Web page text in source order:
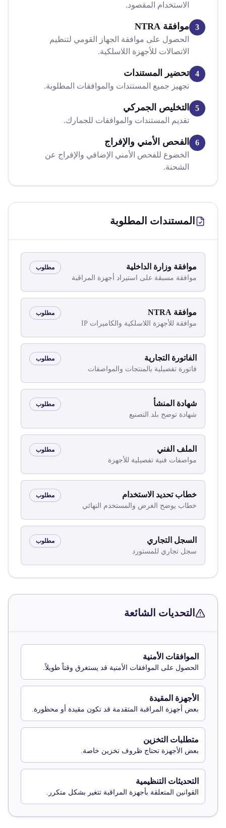
الاستخدام المقصود.
3 موافقة NTRA
الحصول على موافقة الجهاز القومي لتنظيم
الاتصالات للأجهزة اللاسلكية.
4 تحضير المستندات
تجهيز جميع المستندات والموافقات المطلوبة.
5 التخليص الجمركي
تقديم المستندات والموافقات للجمارك.
6 الفحص الأمني والإفراج
الخضوع للفحص الأمني الإضافي والإفراج عن
الشحنة.
المستندات المطلوبة
موافقة وزارة الداخلية
موافقة مسبقة على استيراد أجهزة المراقبة
مطلوب
موافقة NTRA
موافقة للأجهزة اللاسلكية والكاميرات IP
مطلوب
الفاتورة التجارية
فاتورة تفصيلية بالمنتجات والمواصفات
مطلوب
شهادة المنشأ
شهادة توضح بلد التصنيع
مطلوب
الملف الفني
مواصفات فنية تفصيلية للأجهزة
مطلوب
خطاب تحديد الاستخدام
خطاب يوضح الغرض والمستخدم النهائي
مطلوب
السجل التجاري
سجل تجاري للمستورد
مطلوب
التحديات الشائعة
الموافقات الأمنية
الحصول على الموافقات الأمنية قد يستغرق وقتاً طويلاً.
الأجهزة المقيدة
بعض أجهزة المراقبة المتقدمة قد تكون مقيدة أو محظورة.
متطلبات التخزين
بعض الأجهزة تحتاج ظروف تخزين خاصة.
التحديثات التنظيمية
القوانين المتعلقة بأجهزة المراقبة تتغير بشكل متكرر.